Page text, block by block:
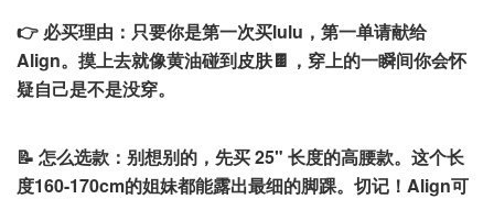
👉 必买理由： 只要你是第一次买lulu，第一单请献给
Align。摸上去就像黄油碰到皮肤🍫，穿上的一瞬间你会怀
疑自己是不是没穿。
📝 怎么选款： 别想别的，先买 25" 长度的高腰款。这个长
度160-170cm的姐妹都能露出最细的脚踝。切记！Align可